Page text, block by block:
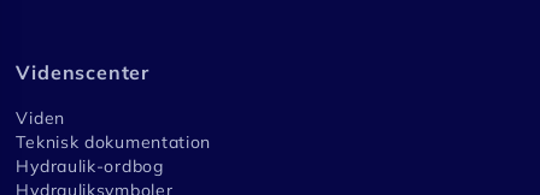
Videnscenter
Viden
Teknisk dokumentation
Hydraulik-ordbog
Hydrauliksymboler